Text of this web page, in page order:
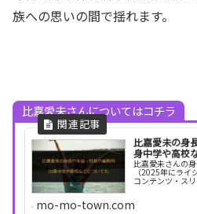
族への思いの間で揺れます。
比嘉愛未さんについてはコチラ
比嘉愛未の身
身中学や高校
比嘉愛未さんの
（2025年にラ
コンテンツ・ス
羅して素顔に迫り
mo-mo-town.com